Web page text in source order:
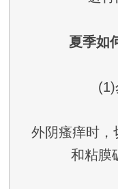
夏季如
(1)
外阴瘙痒时，
和粘膜